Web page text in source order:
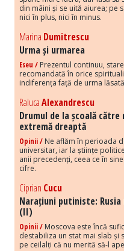
din mâini și se uită aiurea; pe
nici în plus, nici în minus.
Marina Dumitrescu
Urma și urmarea
Eseu / Prezentul continuu,
recomandată în orice
indiferența față de urma
RalucaAlexandrescu
Drumul de la școală
extremă dreaptă
Opinii / Ne aflăm în perioada
universitar, iar la științe
anii precedenți, ceea ce în
cifre.
Ciprian Cucu
Narațiuni putiniste:
(II)
Opinii / Moscova este încă
destabiliza un stat mai slab și
pe ceilalți că nu merită să-l